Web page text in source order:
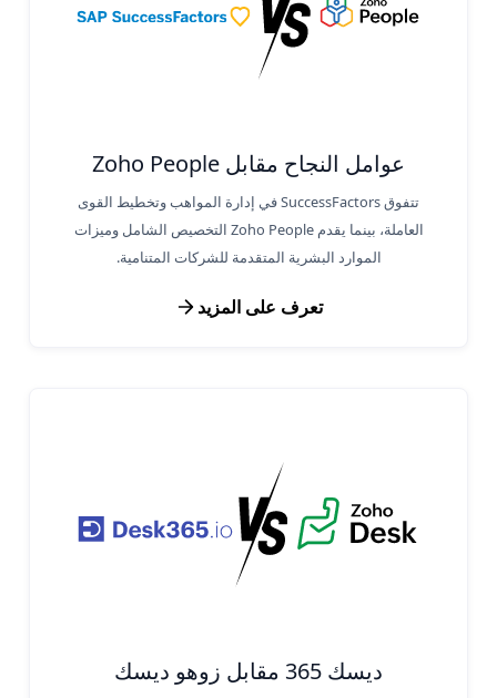
عوامل النجاح مقابل Zoho People
تتفوق SuccessFactors في إدارة المواهب وتخطيط القوى
العاملة، بينما يقدم Zoho People التخصيص الشامل وميزات
الموارد البشرية المتقدمة للشركات المتنامية.
تعرف على المزيد
ديسك 365 مقابل زوهو ديسك